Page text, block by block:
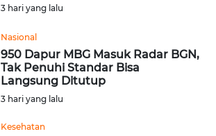
3 hari yang lalu
Nasional
950 Dapur MBG Masuk Radar BGN,
Tak Penuhi Standar Bisa
Langsung Ditutup
3 hari yang lalu
Kesehatan